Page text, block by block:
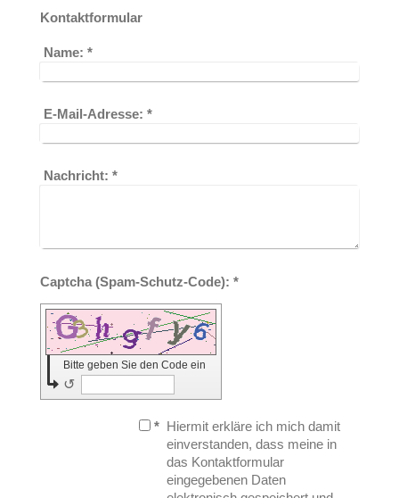
Kontaktformular
Name: *
E-Mail-Adresse: *
Nachricht: *
Captcha (Spam-Schutz-Code): *
Bitte geben Sie den Code ein
↺
* Hiermit erkläre ich mich damit
einverstanden, dass meine in
das Kontaktformular
eingegebenen Daten